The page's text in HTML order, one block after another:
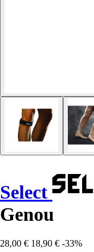
Select
Genou
28,00 € 18,90 € -33%